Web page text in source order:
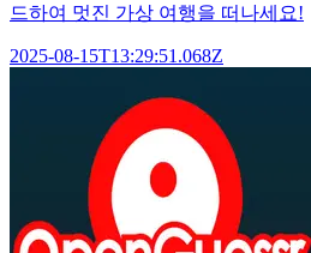
드하여 멋진 가상 여행을 떠나세요!
2025-08-15T13:29:51.068Z